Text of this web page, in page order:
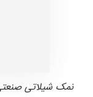
نمک شیلاتی